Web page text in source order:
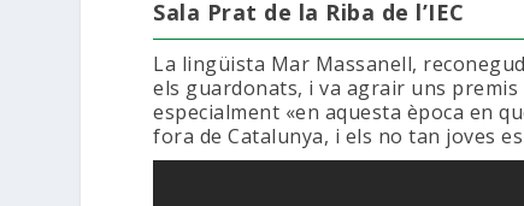
Sala Prat de la Riba de l’IEC
La lingüista Mar Massanell,
els guardonats, i va agrair uns
especialment «en aquesta època en
fora de Catalunya, i els no tan joves